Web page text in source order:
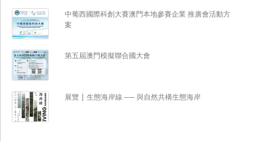
中葡西國際科創大賽澳門本地參賽企業 推廣會活動方
案
第五屆澳門模擬聯合國大會
展覽 | 生態海岸線 ── 與自然共構生態海岸